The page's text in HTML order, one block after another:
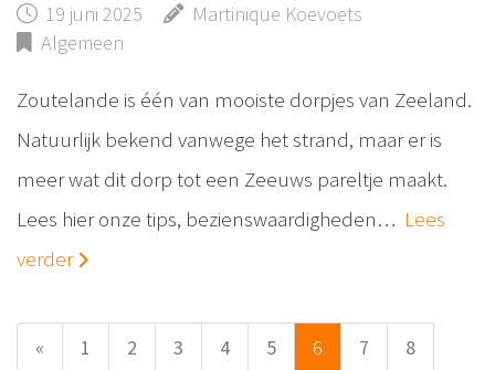
19 juni 2025
Martinique Koevoets
Algemeen
Zoutelande is één van mooiste dorpjes van Zeeland.
Natuurlijk bekend vanwege het strand, maar er is
meer wat dit dorp tot een Zeeuws pareltje maakt.
Lees hier onze tips, bezienswaardigheden… Lees
verder
« 1 2 3 4 5 6 7
8